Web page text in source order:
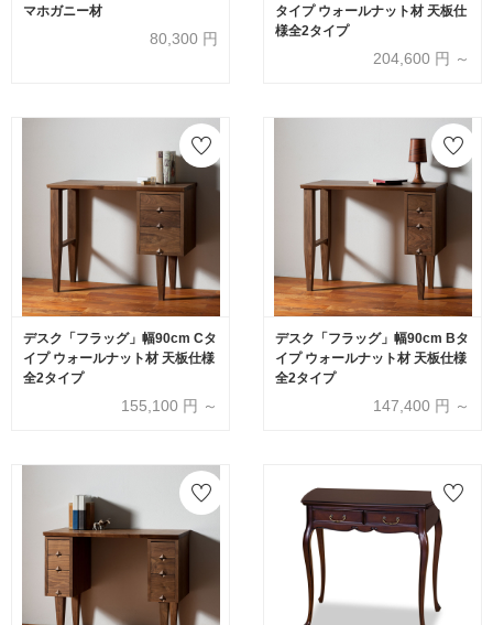
マホガニー材
80,300 円
タイプ ウォールナット材 天板仕
様全2タイプ
204,600 円 ～
デスク「フラッグ」幅90cm Cタ
イプ ウォールナット材 天板仕様
全2タイプ
155,100 円 ～
デスク「フラッグ」幅90cm Bタ
イプ ウォールナット材 天板仕様
全2タイプ
147,400 円 ～